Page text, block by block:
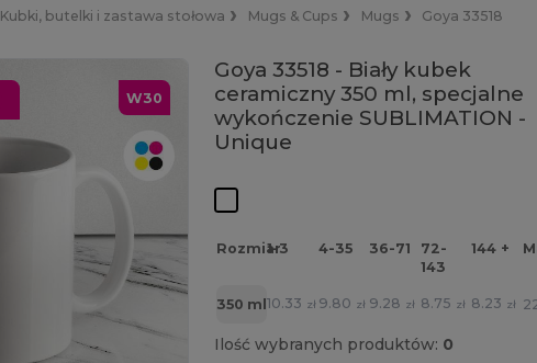
Kubki, butelki i zastawa stołowa Mugs & Cups Mugs Goya 33518
W30
Goya 33518 - Biały kubek
ceramiczny 350 ml, specjalne
wykończenie SUBLIMATION -
Unique
Rozmiar
1-3 4-35 36-71
72-
143
144 +
350 ml10.33 zł 9.80 zł 9.28 zł 8.75 zł 8.23 zł
Ilość wybranych produktów: 0